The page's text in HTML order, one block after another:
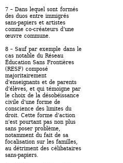
7 – Dans lequel sont formés
des duos entre immigrés
sans-papiers et artistes
comme co-créateurs d’une
œuvre commune.
8 – Sauf par exemple dans le
cas notable du Réseau
Éducation Sans Frontières
(RESF) composé
majoritairement
d’enseignants et de parents
d’élèves, et qui témoigne par
le choix de la désobéissance
civile d’une forme de
conscience des limites du
droit. Cette forme d’action
n’est pourtant pas non plus
sans poser problème,
notamment du fait de sa
focalisation sur les familles,
au détriment des célibataires
sans-papiers.